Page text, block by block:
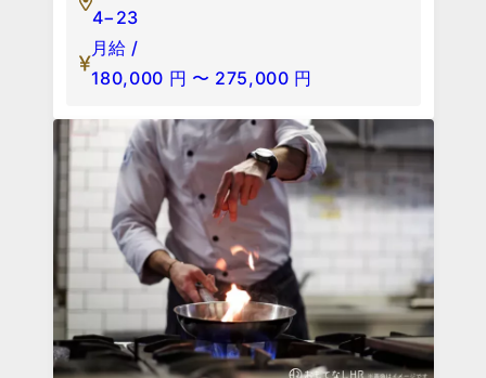
4−23
月給 /
180,000 円 〜 275,000 円